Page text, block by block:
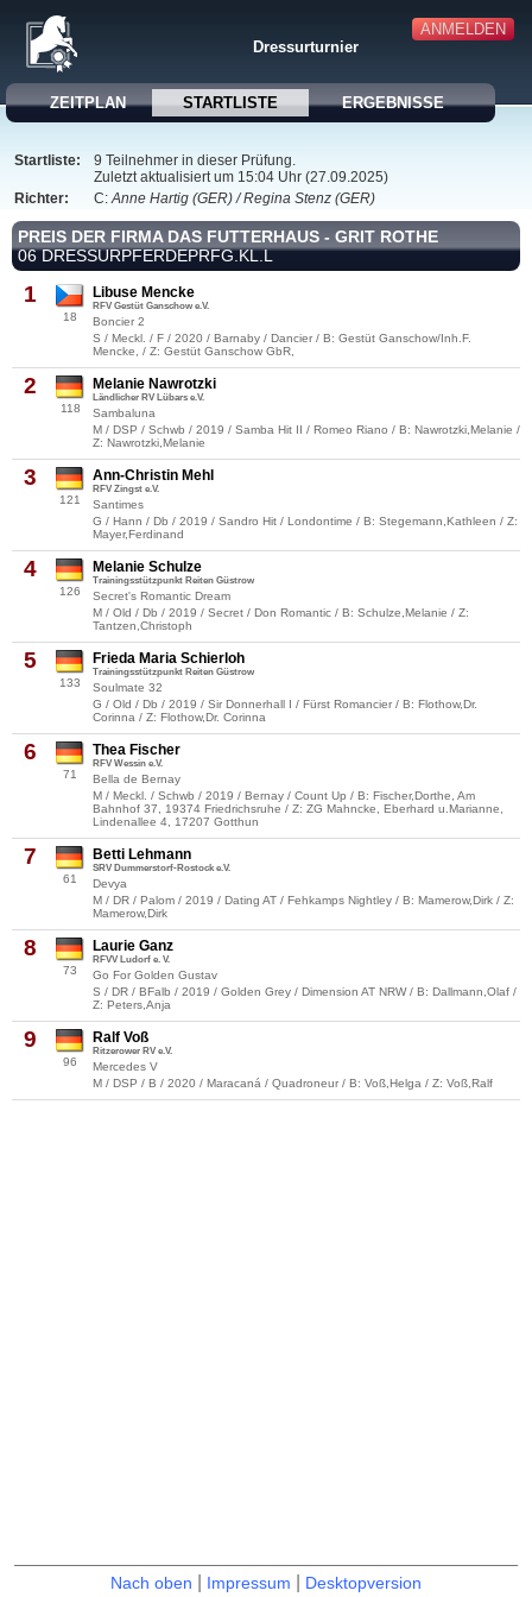
ANMELDEN
Dressurturnier
ZEITPLAN STARTLISTE ERGEBNISSE
Startliste:
9 Teilnehmer in dieser Prüfung.
Zuletzt aktualisiert um 15:04 Uhr (27.09.2025)
Richter:
C:Anne Hartig (GER) / Regina Stenz (GER)
PREIS DER FIRMA DAS FUTTERHAUS - GRIT ROTHE
06 DRESSURPFERDEPRFG.KL.L
1
18
Libuse Mencke
RFV Gestüt Ganschow e.V.
Boncier 2
S / Meckl. / F / 2020 / Barnaby / Dancier / B: Gestüt Ganschow/Inh.F.
Mencke, / Z: Gestüt Ganschow GbR,
2
118
Melanie Nawrotzki
Ländlicher RV Lübars e.V.
Sambaluna
M / DSP / Schwb / 2019 / Samba Hit II / Romeo Riano / B: Nawrotzki,Melanie /
Z: Nawrotzki,Melanie
3
121
Ann-Christin Mehl
RFV Zingst e.V.
Santimes
G / Hann / Db / 2019 / Sandro Hit / Londontime / B: Stegemann,Kathleen / Z:
Mayer,Ferdinand
4
126
Melanie Schulze
Trainingsstützpunkt Reiten Güstrow
Secret's Romantic Dream
M / Old / Db / 2019 / Secret / Don Romantic / B: Schulze,Melanie / Z:
Tantzen,Christoph
5
133
Frieda Maria Schierloh
Trainingsstützpunkt Reiten Güstrow
Soulmate 32
G / Old / Db / 2019 / Sir Donnerhall I / Fürst Romancier / B: Flothow,Dr.
Corinna / Z: Flothow,Dr. Corinna
6
71
Thea Fischer
RFV Wessin e.V.
Bella de Bernay
M / Meckl. / Schwb / 2019 / Bernay / Count Up / B: Fischer,Dorthe, Am
Bahnhof 37, 19374 Friedrichsruhe / Z: ZG Mahncke, Eberhard u.Marianne,
Lindenallee 4, 17207 Gotthun
7
61
Betti Lehmann
SRV Dummerstorf-Rostock e.V.
Devya
M / DR / Palom / 2019 / Dating AT / Fehkamps Nightley / B: Mamerow,Dirk / Z:
Mamerow,Dirk
8
73
Laurie Ganz
RFVV Ludorf e. V.
Go For Golden Gustav
S / DR / BFalb / 2019 / Golden Grey / Dimension AT NRW / B: Dallmann,Olaf /
Z: Peters,Anja
9
96
Ralf Voß
Ritzerower RV e.V.
Mercedes V
M / DSP / B / 2020 / Maracaná / Quadroneur / B: Voß,Helga / Z: Voß,Ralf
Nach oben Impressum Desktopversion